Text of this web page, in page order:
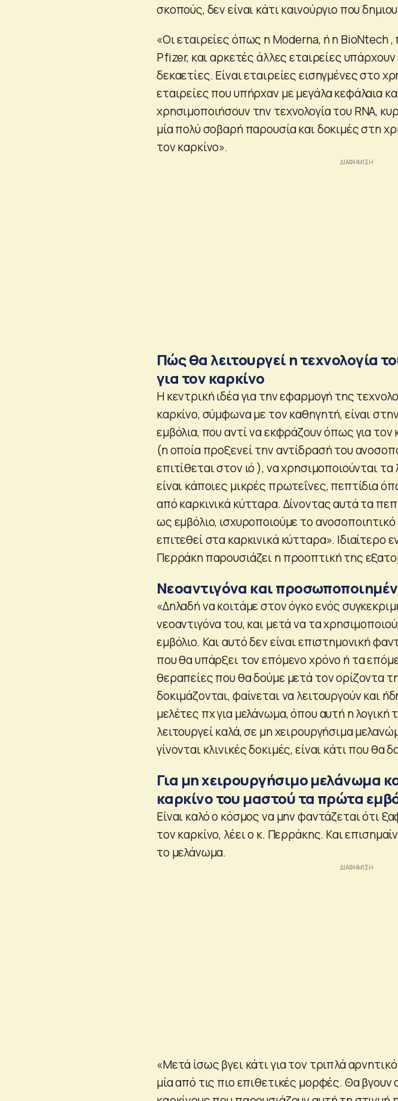
σκοπούς, δεν είναι κάτι καινούργιο που
«Οι εταιρείες όπως η Μοderna, ή η BioNtech ,
Pfizer, και αρκετές άλλες εταιρείες
δεκαετίες. Eίναι εταιρείες εισηγμένες στο
εταιρείες που υπήρχαν με μεγάλα κεφάλαια
χρησιμοποιήσουν την τεχνολογία του RNA,
μία πολύ σοβαρή παρουσία και δοκιμές στη
τον καρκίνο».
Πώς θα λειτουργεί η τεχνολογία
για τον καρκίνο
Η κεντρική ιδέα για την εφαρμογή της
καρκίνο, σύμφωνα με τον καθηγητή, είναι
εμβόλια, που αντί να εκφράζουν όπως για τον
(η οποία προξενεί την αντίδρασή του
επιτίθεται στον ιό ), να χρησιμοποιούνται
είναι κάποιες μικρές πρωτεΐνες, πεπτίδια
από καρκινικά κύτταρα. Δίνοντας αυτά τα
ως εμβόλιο, ισχυροποιούμε το
επιτεθεί στα καρκινικά κύτταρα».
Περράκη παρουσιάζει η προοπτική της
Νεοαντιγόνα και
«Δηλαδή να κοιτάμε στον όγκο ενός
νεοαντιγόνα του, και μετά να τα
εμβόλιο. Και αυτό δεν είναι επιστημονική
που θα υπάρξει τον επόμενο χρόνο ή τα
θεραπείες που θα δούμε μετά τον ορίζοντα
δοκιμάζονται, φαίνεται να λειτουργούν και
μελέτες πχ για μελάνωμα, όπου αυτή η λογική
λειτουργεί καλά, σε μη χειρουργήσιμα
γίνονται κλινικές δοκιμές, είναι κάτι που θα
Για μη χειρουργήσιμο μελάνωμα
καρκίνο του μαστού τα πρώτα
Είναι καλό ο κόσμος να μην φαντάζεται ότι
τον καρκίνο, λέει ο κ. Περράκης. Και
το μελάνωμα.
«Μετά ίσως βγει κάτι για τον τριπλά
μία από τις πιο επιθετικές μορφές. Θα βγουν